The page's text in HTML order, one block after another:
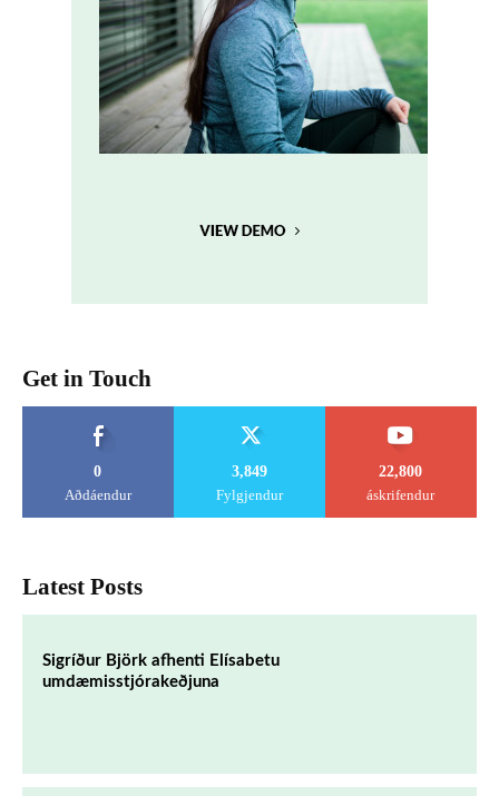
Get in Touch
0
Aðdáendur
3,849
Fylgjendur
22,800
áskrifendur
Latest Posts
Sigríður Björk afhenti Elísabetu
umdæmisstjórakeðjuna